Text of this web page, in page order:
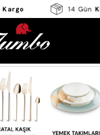
Ücretsiz Kargo